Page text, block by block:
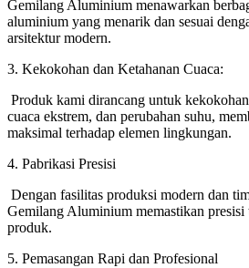
Gemilang Aluminium menawarkan
aluminium yang menarik dan sesuai
arsitektur modern.
3. Kekokohan dan Ketahanan Cuaca:
Produk kami dirancang untuk
cuaca ekstrem, dan perubahan suhu,
maksimal terhadap elemen lingkungan.
4. Pabrikasi Presisi
Dengan fasilitas produksi modern dan
Gemilang Aluminium memastikan presisi
produk.
5. Pemasangan Rapi dan Profesional